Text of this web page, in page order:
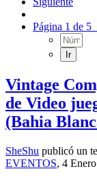
Página 1 de 5
Vintage
de Video
(Bahia
SheShu publicó un
EVENTOS, 4 Enero